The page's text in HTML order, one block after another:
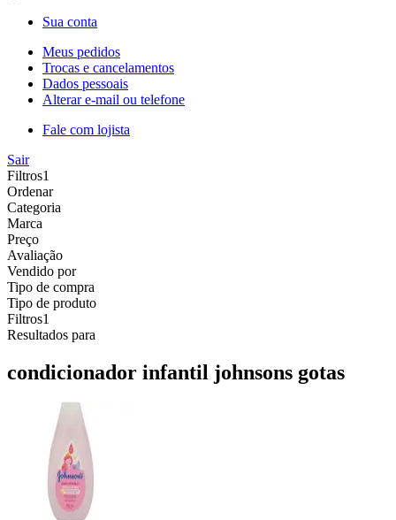
Sua conta
Meus pedidos
Trocas e cancelamentos
Dados pessoais
Alterar e-mail ou telefone
Fale com lojista
Sair
Filtros1
Ordenar
Categoria
Marca
Preço
Avaliação
Vendido por
Tipo de compra
Tipo de produto
Filtros1
Resultados para
condicionador infantil johnsons gotas